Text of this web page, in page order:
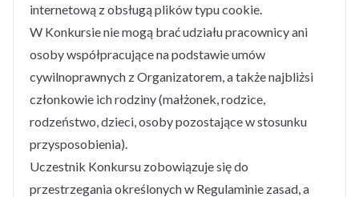
internetową z obsługą plików typu cookie.
W Konkursie nie mogą brać udziału pracownicy ani
osoby współpracujące na podstawie umów
cywilnoprawnych z Organizatorem, a także najbliżsi
członkowie ich rodziny (małżonek, rodzice,
rodzeństwo, dzieci, osoby pozostające w stosunku
przysposobienia).
Uczestnik Konkursu zobowiązuje się do
przestrzegania określonych w Regulaminie zasad, a